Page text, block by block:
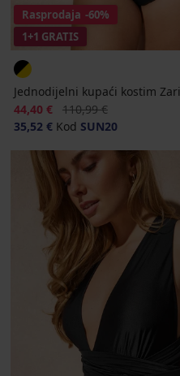
Rasprodaja -60%
1+1 GRATIS
Jednodijelni kupaći kostim Zari
Popust
44,40 € Prvobitna cijena
110,99 €
35,52 €Kod SUN20